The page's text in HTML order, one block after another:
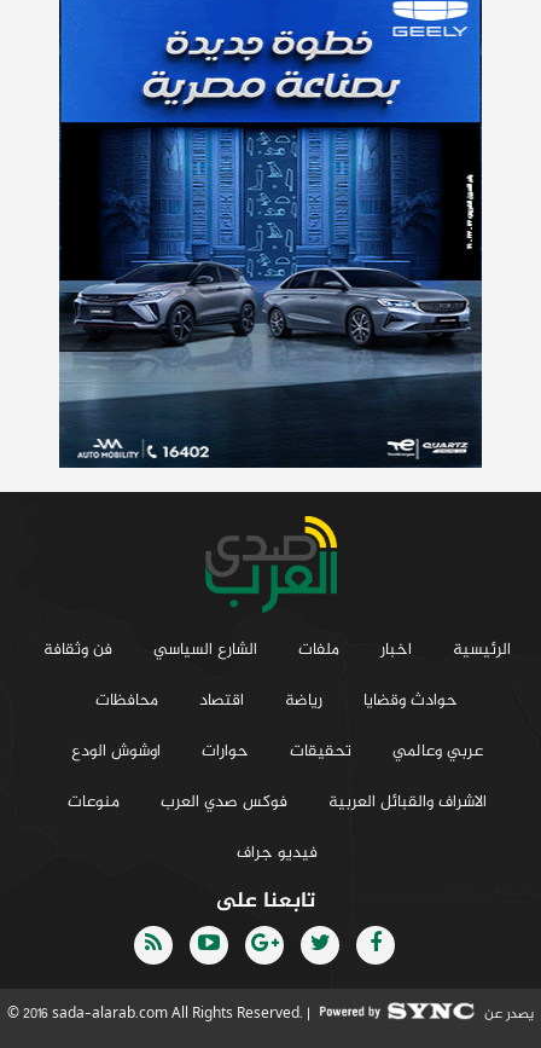
الرئيسية اخبار ملفات الشارع السياسي
فن وثقافة
حوادث وقضايا
رياضة اقتصاد
محافظات
عربي وعالمي
تحقيقات حوارات
اوشوش الودع
الاشراف والقبائل العربية
فوكس صدي العرب
منوعات
فيديو جراف
تابعنا على
© 2016 sada-alarab.com All Rights Reserved. | يصدر عن